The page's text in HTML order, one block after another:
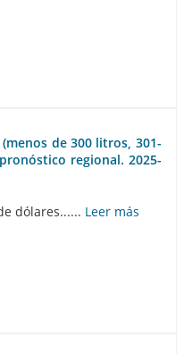
de 300 litros, 301-
regional. 2025-
dólares...... Leer más